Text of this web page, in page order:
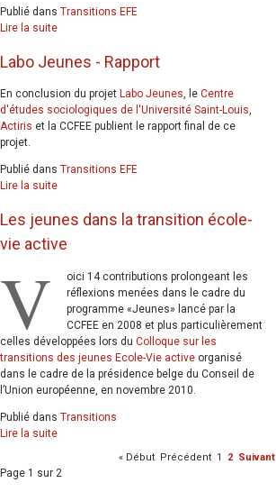
Publié dans Transitions EFE
Lire la suite
Labo Jeunes - Rapport
En conclusion du projet Labo Jeunes, le Centre
d'études sociologiques de l'Université Saint-Louis,
Actiris et la CCFEE publient le rapport final de ce
projet.
Publié dans Transitions EFE
Lire la suite
Les jeunes dans la transition école-
vie active
V
oici 14 contributions prolongeant les
réflexions menées dans le cadre du
programme «Jeunes» lancé par la
CCFEE en 2008 et plus particulièrement
celles développées lors du Colloque sur les
transitions des jeunes Ecole-Vie active organisé
dans le cadre de la présidence belge du Conseil de
l’Union européenne, en novembre 2010.
Publié dans Transitions
Lire la suite
« Début Précédent 1 2 Suivant
Page 1 sur 2